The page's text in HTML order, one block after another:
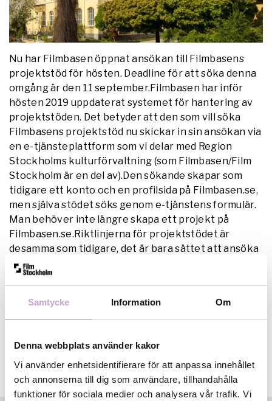
Samtycke Information Om
Denna webbplats använder kakor
Vi använder enhetsidentifierare för att anpassa innehållet
och annonserna till dig som användare, tillhandahålla
funktioner för sociala medier och analysera vår trafik. Vi
Nu har Filmbasen öppnat ansökan till Filmbasens
projektstöd för hösten. Deadline för att söka denna
omgång är den 11 september.Filmbasen har inför
hösten 2019 uppdaterat systemet för hantering av
projektstöden. Det betyder att den som vill söka
Filmbasens projektstöd nu skickar in sin ansökan via
en e-tjänsteplattform som vi delar med Region
Stockholms kulturförvaltning (som Filmbasen/Film
Stockholm är en del av).Den sökande skapar som
tidigare ett konto och en profilsida på Filmbasen.se,
men själva stödet söks genom e-tjänstens formulär.
Man behöver inte längre skapa ett projekt på
Filmbasen.se.Riktlinjerna för projektstödet är
desamma som tidigare, det är bara sättet att ansöka
som har ändrats.
projektstöd här.